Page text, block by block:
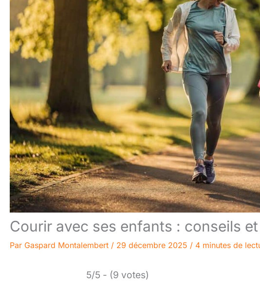
Courir avec ses enfants : conseils
Par Gaspard Montalembert / 29 décembre 2025 / 4 minutes de
5/5 - (9 votes)